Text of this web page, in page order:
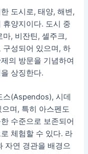
도시로, 태양, 해변,
양지이다. 도시 중
, 비잔틴, 셀주크,
구성되어 있으며, 하
의 방문을 기념하여
상징한다.
스(Aspendos), 시데
며, 특히 아스펜도
수준으로 보존되어
체험할 수 있다. 라
자연 경관을 배경으